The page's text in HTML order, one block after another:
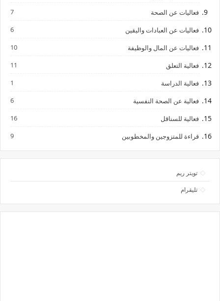
فعاليات عن الصحة 7
فعاليات عن العبادات واليقين 6
فعاليات عن المال والوظيفة 10
فعالية التعلق 11
فعالية الدراسة 1
فعالية عن الصحة النفسية 6
فعالية للسناقل 16
قراءة للمتزوجين والمخطوبين 9
تويتر ريم
تليقرام